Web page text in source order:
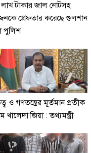
টাকার জাল নোটসহ
গ্রেফতার করেছে গুলশান
পুলিশ
ও গণতন্ত্রের মূর্তমান প্রতীক
খালেদা জিয়া : তথ্যমন্ত্রী